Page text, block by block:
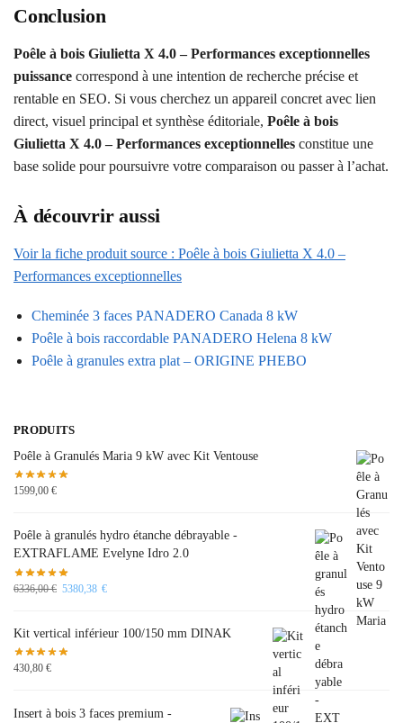
Conclusion
Poêle à bois Giulietta X 4.0 – Performances exceptionnelles
puissance correspond à une intention de recherche précise et
rentable en SEO. Si vous cherchez un appareil concret avec lien
direct, visuel principal et synthèse éditoriale, Poêle à bois
Giulietta X 4.0 – Performances exceptionnelles constitue une
base solide pour poursuivre votre comparaison ou passer à l’achat.
À découvrir aussi
Voir la fiche produit source : Poêle à bois Giulietta X 4.0 –
Performances exceptionnelles
Cheminée 3 faces PANADERO Canada 8 kW
Poêle à bois raccordable PANADERO Helena 8 kW
Poêle à granules extra plat – ORIGINE PHEBO
PRODUITS
Poêle à Granulés Maria 9 kW avec Kit Ventouse
1599,00 €
Poêle à granulés hydro étanche débrayable -
EXTRAFLAME Evelyne Idro 2.0
6336,00€ 5380,38 €
Kit vertical inférieur 100/150 mm DINAK
430,80 €
Insert à bois 3 faces premium -